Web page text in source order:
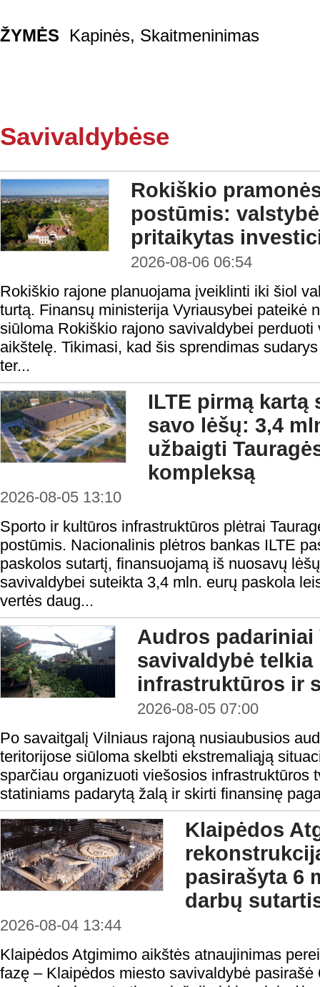
ŽYMĖS Kapinės, Skaitmeninimas
Savivaldybėse
Rokiškio
postūmis:
pritaikytas
2026-08-06 06:54
Rokiškio rajone planuojama įveiklinti iki šiol
turtą. Finansų ministerija Vyriausybei pateikė
siūloma Rokiškio rajono savivaldybei
aikštelę. Tikimasi, kad šis sprendimas
ter...
ILTE pirmą kartą
savo lėšų: 3,4
užbaigti
kompleksą
2026-08-05 13:10
Sporto ir kultūros infrastruktūros plėtrai
postūmis. Nacionalinis plėtros bankas ILTE
paskolos sutartį, finansuojamą iš nuosavų
savivaldybei suteikta 3,4 mln. eurų paskola
vertės daug...
Audros
savivaldybė telkia
infrastruktūros ir
2026-08-05 07:00
Po savaitgalį Vilniaus rajoną nusiaubusios
teritorijose siūloma skelbti ekstremaliąją
sparčiau organizuoti viešosios infrastruktūros
statiniams padarytą žalą ir skirti finansinę
Klaipėdos
pasirašyta 6
darbų
2026-08-04 13:44
Klaipėdos Atgimimo aikštės atnaujinimas
fazę – Klaipėdos miesto savivaldybė